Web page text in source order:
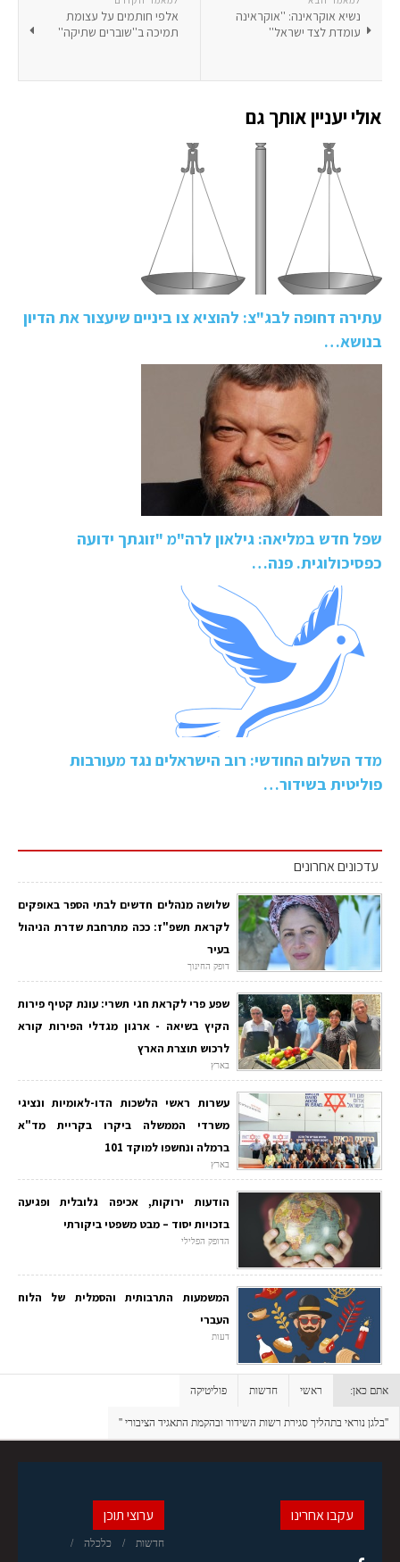
אלפי חותמים על עצומת
תמיכה ב''שוברים שתיקה''
נשיא אוקראינה: ''אוקראינה
עומדת לצד ישראל''
אולי יעניין אותך גם
עתירה דחופה לבג"צ: להוציא צו ביניים שיעצור את הדיון
בנושא…
שפל חדש במליאה: גילאון לרה"מ "זוגתך ידועה
כפסיכולוגית. פנה…
מדד השלום החודשי: רוב הישראלים נגד מעורבות
פוליטית בשידור…
עדכונים אחרונים
שלושה מנהלים חדשים לבתי הספר באופקים
לקראת תשפ"ז: ככה מתרחבת שדרת הניהול
בעיר
דופק החינוך
שפע פרי לקראת חגי תשרי: עונת קטיף פירות
הקיץ בשיאה - ארגון מגדלי הפירות קורא
לרכוש תוצרת הארץ
בארץ
עשרות ראשי הלשכות הדו-לאומיות ונציגי
משרדי הממשלה ביקרו בקריית מד"א
ברמלה ונחשפו למוקד 101
בארץ
הודעות ירוקות, אכיפה גלובלית ופגיעה
בזכויות יסוד – מבט משפטי ביקורתי
הדופק הפלילי
המשמעות התרבותית והסמלית של הלוח
העברי
דעות
אתם כאן: ראשי חדשות פוליטיקה
''בלגן נוראי בתהליך סגירת רשות השידור ובהקמת התאגיד הציבורי ''
ערוצי תוכן
חדשות כלכלה
עקבו אחרינו